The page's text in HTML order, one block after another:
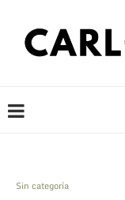
Sin categoría